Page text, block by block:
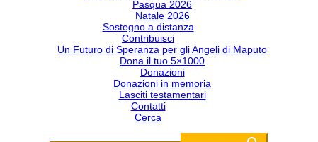
Pasqua 2026
Natale 2026
Sostegno a distanza
Contribuisci
Un Futuro di Speranza per gli Angeli di Maputo
Dona il tuo 5×1000
Donazioni
Donazioni in memoria
Lasciti testamentari
Contatti
Cerca